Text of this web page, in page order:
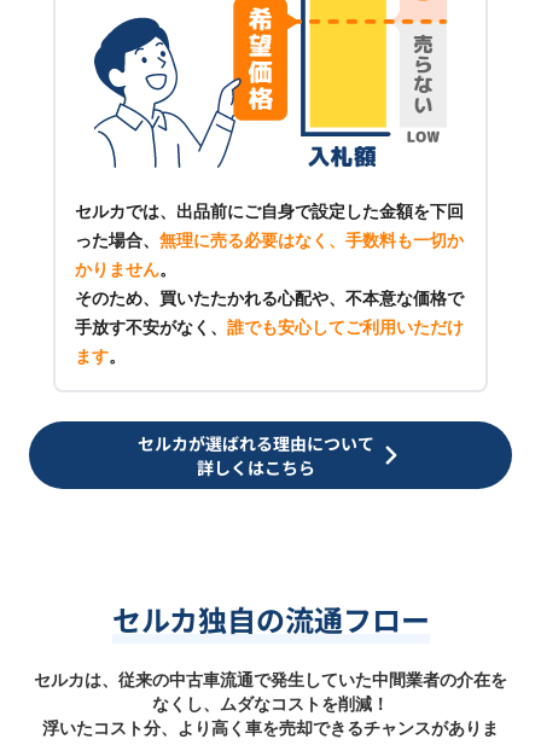
セルカでは、出品前にご自身で設定した金額を下回
った場合、 無理に売る必要はなく、手数料も一切か
かりません。
そのため、買いたたかれる心配や、不本意な価格で
手放す不安がなく、 誰でも安心してご利用いただけ
ます。
セルカが選ばれる理由について
詳しくはこちら
セルカ独自の流通フロー
セルカは、従来の中古車流通で発生していた中間業者の介在を
なくし、ムダなコストを削減！
浮いたコスト分、より高く車を売却できるチャンスがありま